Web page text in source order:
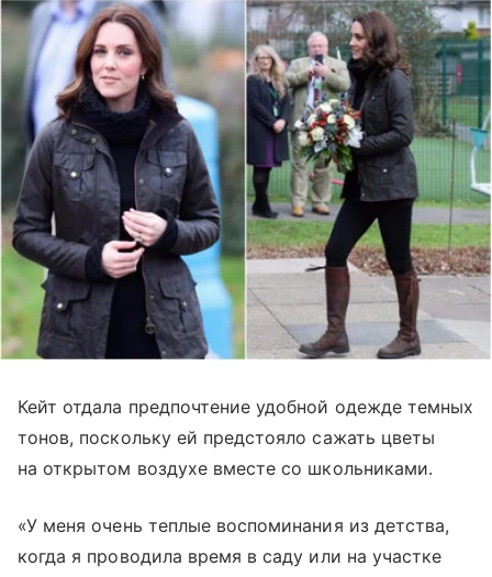
Кейт отдала предпочтение удобной одежде темных
тонов, поскольку ей предстояло сажать цветы
на открытом воздухе вместе со школьниками.
«У меня очень теплые воспоминания из детства,
когда я проводила время в саду или на участке